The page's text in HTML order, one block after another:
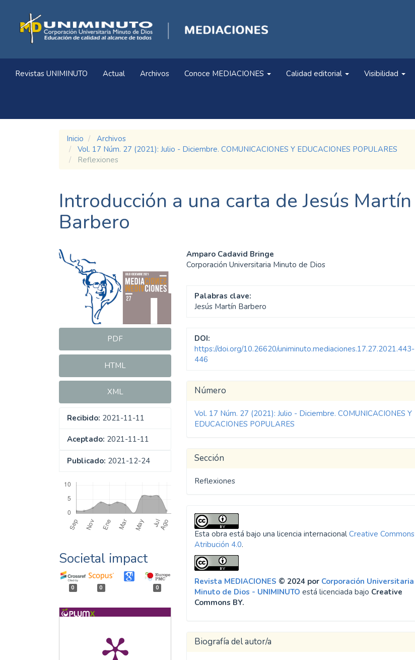
principal
Contenido
principal
Barra
lateral
Revistas UNIMINUTO Actual Archivos Conoce MEDIACIONES Calidad editorial Visibilidad
Inicio
Archivos
Vol. 17 Núm. 27 (2021): Julio - Diciembre. COMUNICACIONES Y EDUCACIONES POPULARES
Reflexiones
Introducción a una carta de Jesús Martín
Barbero
Barra
lateral
artículo
PDF
HTML
XML
Recibido: 2021-11-11
Aceptado: 2021-11-11
Publicado: 2021-12-24
Societal impact
0 0 0
Contenido
principal
del
artículo
Amparo Cadavid Bringe
Corporación Universitaria Minuto de Dios
Palabras clave:
Jesús Martín Barbero
DOI:
https://doi.org/10.26620/uniminuto.mediaciones.17.27.2021.443-
446
Detalles
del
artículo
Número
Vol. 17 Núm. 27 (2021): Julio - Diciembre. COMUNICACIONES Y
EDUCACIONES POPULARES
Sección
Reflexiones
Esta obra está bajo una licencia internacionalCreative Commons
Atribución 4.0.
Revista MEDIACIONES © 2024 por Corporación Universitaria
Minuto de Dios - UNIMINUTO está licenciada bajo Creative
Commons BY.
Biografía del autor/a